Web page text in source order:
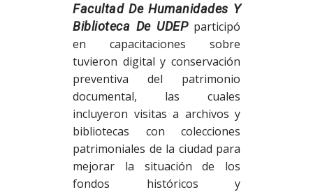
Facultad De Humanidades Y
Biblioteca De UDEPparticipó
en capacitaciones sobre
tuvieron digital y conservación
preventiva del patrimonio
documental, las cuales
incluyeron visitas a archivos y
bibliotecas con colecciones
patrimoniales de la ciudad para
mejorar la situación de los
fondos históricos y